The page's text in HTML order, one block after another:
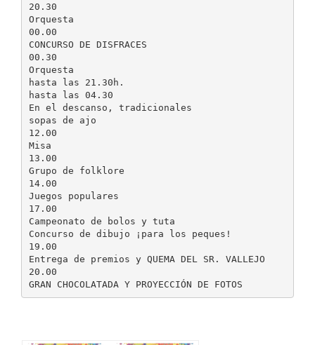
20.30
Orquesta
00.00
CONCURSO DE DISFRACES
00.30
Orquesta
hasta las 21.30h.
hasta las 04.30
En el descanso, tradicionales
sopas de ajo
12.00
Misa
13.00
Grupo de folklore
14.00
Juegos populares
17.00
Campeonato de bolos y tuta
Concurso de dibujo ¡para los peques!
19.00
Entrega de premios y QUEMA DEL SR. VALLEJO
20.00